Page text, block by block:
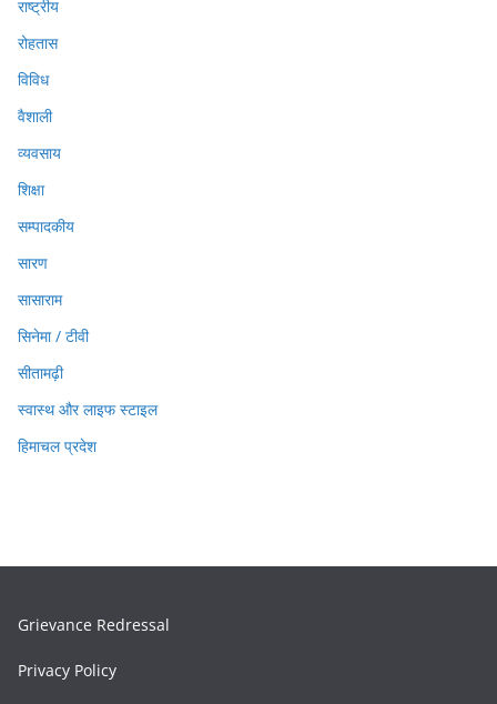
राष्ट्रीय
रोहतास
विविध
वैशाली
व्यवसाय
शिक्षा
सम्पादकीय
सारण
सासाराम
सिनेमा / टीवी
सीतामढ़ी
स्वास्थ और लाइफ स्टाइल
हिमाचल प्रदेश
Grievance Redressal
Privacy Policy